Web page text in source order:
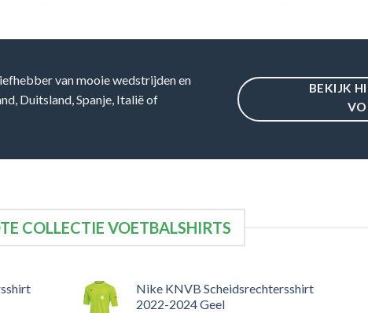
van mooie wedstrijden en
Duitsland, Spanje, Italië of
BEKIJK
COLLECTIE VOETBALSHIRTS
Nike KNVB Scheidsrechtersshirt
2022-2024 Geel